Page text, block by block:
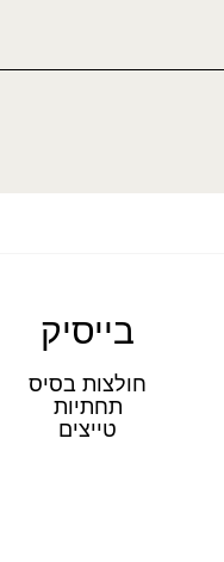
בייסיק
חולצות בסיס
תחתיות
טייצים